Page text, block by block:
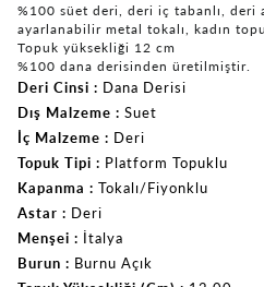
%100 süet deri, deri iç tabanlı, deri
ayarlanabilir metal tokalı, kadın
Topuk yüksekliği 12 cm
%100 dana derisinden üretilmiştir.
Deri Cinsi
Dana Derisi
Dış Malzeme
Suet
İç Malzeme
Deri
Topuk Tipi
Platform Topuklu
Kapanma
Tokalı/Fiyonklu
Astar
Deri
Menşei
İtalya
Burun
Burnu Açık